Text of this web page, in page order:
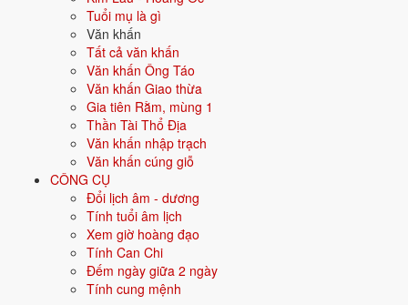
Tuổi mụ là gì
Văn khấn
Tất cả văn khấn
Văn khấn Ông Táo
Văn khấn Giao thừa
Gia tiên Rằm, mùng 1
Thần Tài Thổ Địa
Văn khấn nhập trạch
Văn khấn cúng giỗ
CÔNG CỤ
Đổi lịch âm - dương
Tính tuổi âm lịch
Xem giờ hoàng đạo
Tính Can Chi
Đếm ngày giữa 2 ngày
Tính cung mệnh
Bộ tam sên: thịt luộc, trứng luộc, tôm hoặc cua.
Cá lóc nướng nguyên con, đặc trưng nhiều nơi miền Nam.
Hoa quả tươi, hương đèn, vàng mã.
Nhiều người mua thêm vàng miếng hoặc vàng trang sức để lấy
Bài văn khấn Vía Thần Tài đọc
thế nào?
Bài khấn vía Thần Tài trang trọng hơn bài khấn hàng ngày, nên đọc đủ
và chậm rãi.
Bản đầy đủ (cổ truyền)
Nam mô A Di Đà Phật! (3 lần)
Con kính lạy Hoàng Thiên Hậu Thổ, chư vị Tôn thần.